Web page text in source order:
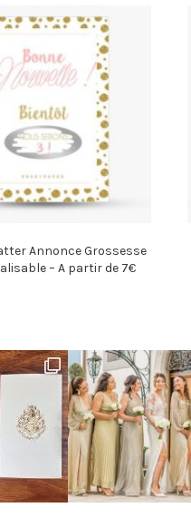
Annonce Grossesse
– A partir de 7€